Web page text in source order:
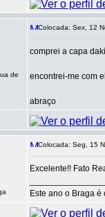
de
Colocada: Sex, 12
comprei a capa
encontrei-me com
abraço
Colocada: Seg, 15
Excelente!! Fato
Este ano o Braga é